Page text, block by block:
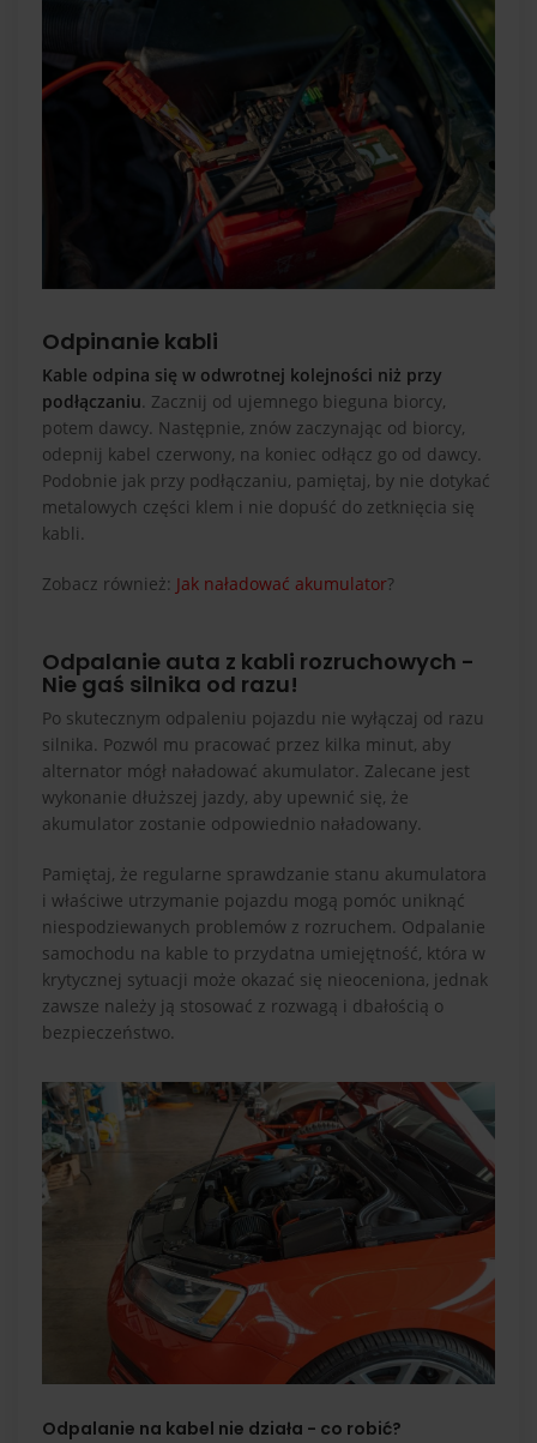
Odpinanie kabli
Kable odpina się w odwrotnej kolejności niż przy
podłączaniu. Zacznij od ujemnego bieguna biorcy,
potem dawcy. Następnie, znów zaczynając od biorcy,
odepnij kabel czerwony, na koniec odłącz go od dawcy.
Podobnie jak przy podłączaniu, pamiętaj, by nie dotykać
metalowych części klem i nie dopuść do zetknięcia się
kabli.
Zobacz również: Jak naładować akumulator?
Odpalanie auta z kabli rozruchowych -
Nie gaś silnika od razu!
Po skutecznym odpaleniu pojazdu nie wyłączaj od razu
silnika. Pozwól mu pracować przez kilka minut, aby
alternator mógł naładować akumulator. Zalecane jest
wykonanie dłuższej jazdy, aby upewnić się, że
akumulator zostanie odpowiednio naładowany.
Pamiętaj, że regularne sprawdzanie stanu akumulatora
i właściwe utrzymanie pojazdu mogą pomóc uniknąć
niespodziewanych problemów z rozruchem. Odpalanie
samochodu na kable to przydatna umiejętność, która w
krytycznej sytuacji może okazać się nieoceniona, jednak
zawsze należy ją stosować z rozwagą i dbałością o
bezpieczeństwo.
Odpalanie na kabel nie działa - co robić?